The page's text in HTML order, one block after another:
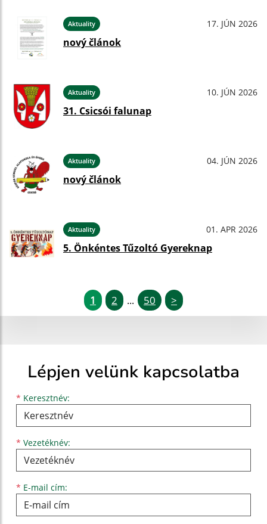
Aktuality 17. JÚN 2026
nový článok
Aktuality 10. JÚN 2026
31. Csicsói falunap
Aktuality 04. JÚN 2026
nový článok
Aktuality 01. APR 2026
5. Önkéntes Tűzoltó Gyereknap
1 2 ... 50 >
Lépjen velünk kapcsolatba
* Keresztnév:
Keresztnév
* Vezetéknév:
Vezetéknév
* E-mail cím:
E-mail cím